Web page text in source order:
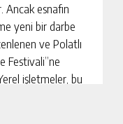
Ancak esnafın
yeni bir darbe
ve Polatlı
Festivali”ne
işletmeler, bu